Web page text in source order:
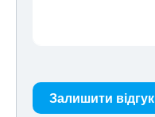
Залишити відгук